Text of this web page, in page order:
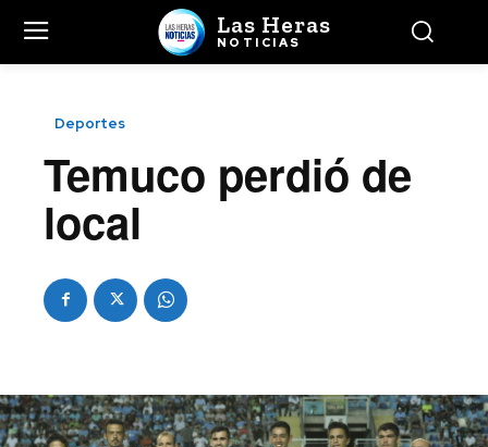
Las Heras
NOTICIAS
Deportes
Temuco perdió de
local